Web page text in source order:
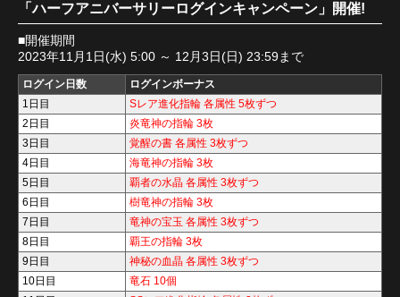
「ハーフアニバーサリーログインキャンペーン」開催!
■開催期間
2023年11月1日(水) 5:00 ～ 12月3日(日) 23:59まで
ログイン日数
ログインボーナス
1日目
Sレア進化指輪 各属性 5枚ずつ
2日目
炎竜神の指輪 3枚
3日目
覚醒の書 各属性 3枚ずつ
4日目
海竜神の指輪 3枚
5日目
覇者の水晶 各属性 3枚ずつ
6日目
樹竜神の指輪 3枚
7日目
竜神の宝玉 各属性 3枚ずつ
8日目
覇王の指輪 3枚
9日目
神秘の血晶 各属性 3枚ずつ
10日目
竜石 10個